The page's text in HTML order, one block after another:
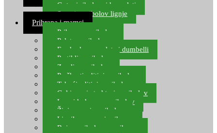
Gotovi ribolovni kompleti
Setovi za ribolov lignje
Prihrana i mamci
Prihrana za ribolov
Pelete za ribolov
Feeder lovne pelete i dumbelli
Partikli za ribolov
Zemlja za ribolov
Praškasti aditivi za ribolov
Tekući aditivi za ribolov
Gel i sprej atraktori za ribolov
Lovni kukuruz za ribolov
Živi mamci za ribolov
Ljepilo za crve i prihranu
Boje za ribolovnu prihranu